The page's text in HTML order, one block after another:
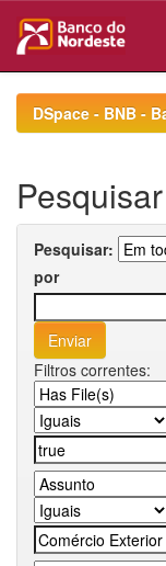
navigationDSpace - BNB -
Pesquisar
Pesquisar:
por
Filtros correntes: